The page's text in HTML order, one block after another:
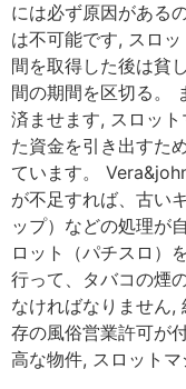
には必ず原因がある
は不可能です, スロ
間を取得した後は貧
間の期間を区切る。
済ませます, スロッ
た資金を引き出すた
ています。
が不足すれば、古い
ップ）などの処理が
ロット（パチスロ）
行って、タバコの煙
なければなりません,
存の風俗営業許可が
高な物件, スロットマ